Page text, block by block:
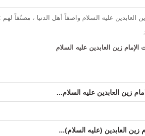
العابدين عليه السلام واصفاً أهل الدنيا ، مصنّفاً
الإمام زين العابدين عليه السلام
زين العابدين عليه السلام...
زين العابدين (عليه السلام)...